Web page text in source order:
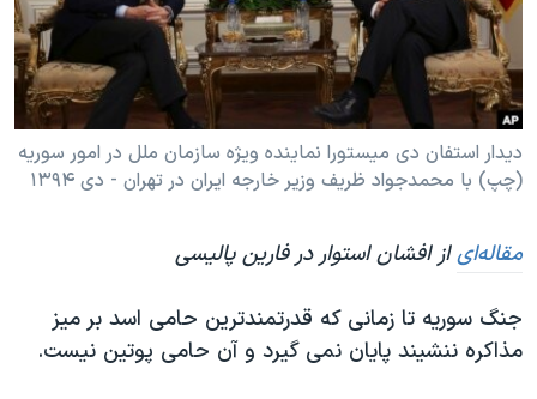
حقوق شهروندی
اقتصادی
علم و فناوری
گالری عکس
انتخابات ریاست جمهوری آمریکا ۲۰۲۴
حمله جمهوری اسلامی به اسرائیل
رمز مهسا
اعتراضات زن، زندگی، آزادی
تریبونال مردمی آبان ۹۸
دادگاه حمید نوری
چهل سال گروگان‌گیری
زبانهای مختلف
دیدار استفان دی میستورا نماینده ویژه سازمان ملل در امور سوریه
(چپ) با محمدجواد ظریف وزیر خارجه ایران در تهران - دی ۱۳۹۴
مقاله‌ایاز افشان استوار در فارین پالیسی
جنگ سوریه تا زمانی که قدرتمندترین حامی اسد بر میز
مذاکره ننشیند پایان نمی گیرد و آن حامی پوتین نیست.